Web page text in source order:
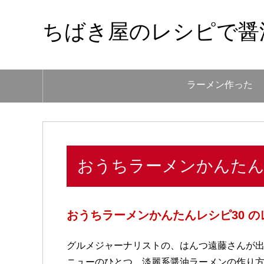
ちばき屋のレシピで
ラーメン作った
おうちラーメンかんた
おうちラーメンかんたんレシピ30 の
グルメジャーナリストの、はんつ遠藤さんが
ニューのひとつ、淡麗系醤油ラーメンの作り